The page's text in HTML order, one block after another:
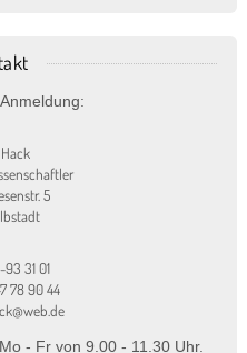
5
93 31 01
78 90 44
- Fr von 9.00 - 11.30 Uhr.